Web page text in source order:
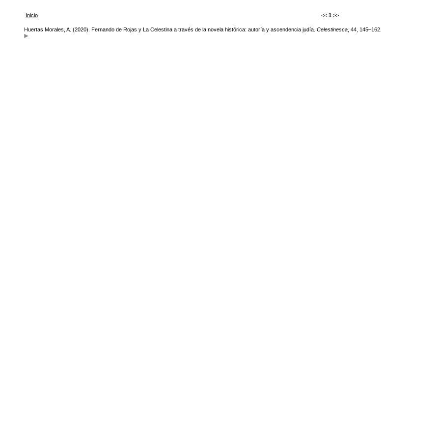
Inicio << 1 >>
Huertas Morales, A. (2020). Fernando de Rojas y La Celestina a través de la novela histórica: autoría y ascendencia judía. Celestinesca, 44, 145–162.